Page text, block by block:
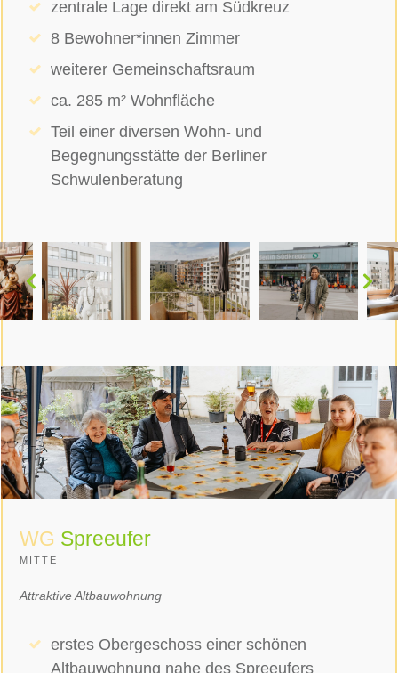
zentrale Lage direkt am Südkreuz
8 Bewohner*innen Zimmer
weiterer Gemeinschaftsraum
ca. 285 m² Wohnfläche
Teil einer diversen Wohn- und
Begegnungsstätte der Berliner
Schwulenberatung
WG Spreeufer
MITTE
Attraktive Altbauwohnung
erstes Obergeschoss einer schönen
Altbauwohnung nahe des Spreeufers